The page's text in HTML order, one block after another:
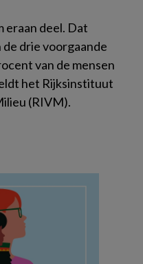
eraan deel. Dat
drie voorgaande
van de mensen
het Rijksinstituut
(RIVM).